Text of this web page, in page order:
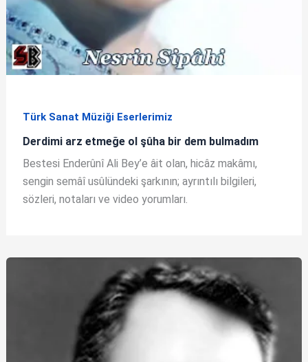
Türk Sanat Müziği Eserlerimiz
Derdimi arz etmeğe ol şûha bir dem bulmadım
Bestesi Enderûnî Ali Bey’e âit olan, hicâz makâmı,
sengin semâî usûlündeki şarkının; ayrıntılı bilgileri,
sözleri, notaları ve video yorumları.